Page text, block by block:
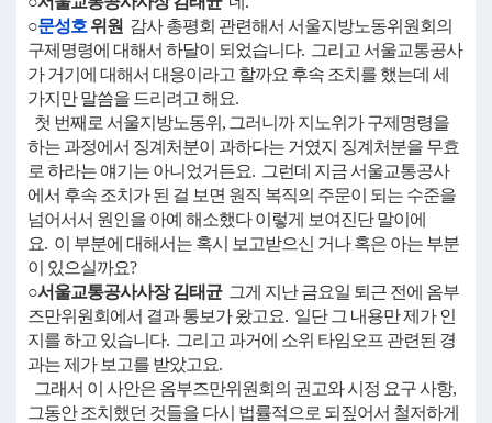
○문성호 위원 감사 총평회 관련해서 서울지방노동위원회의
구제명령에 대해서 하달이 되었습니다. 그리고 서울교통공사
가 거기에 대해서 대응이라고 할까요 후속 조치를 했는데 세
가지만 말씀을 드리려고 해요.
첫 번째로 서울지방노동위, 그러니까 지노위가 구제명령을
하는 과정에서 징계처분이 과하다는 거였지 징계처분을 무효
로 하라는 얘기는 아니었거든요. 그런데 지금 서울교통공사
에서 후속 조치가 된 걸 보면 원직 복직의 주문이 되는 수준을
넘어서서 원인을 아예 해소했다 이렇게 보여진단 말이에
요. 이 부분에 대해서는 혹시 보고받으신 거나 혹은 아는 부분
이 있으실까요?
○서울교통공사사장 김태균그게 지난 금요일 퇴근 전에 옴부
즈만위원회에서 결과 통보가 왔고요. 일단 그 내용만 제가 인
지를 하고 있습니다. 그리고 과거에 소위 타임오프 관련된 경
과는 제가 보고를 받았고요.
그래서 이 사안은 옴부즈만위원회의 권고와 시정 요구 사항,
그동안 조치했던 것들을 다시 법률적으로 되짚어서 철저하게